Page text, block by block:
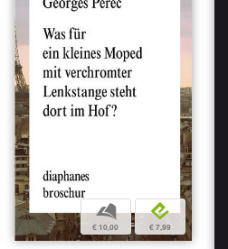
b
€ 10,00
e
€ 7,99